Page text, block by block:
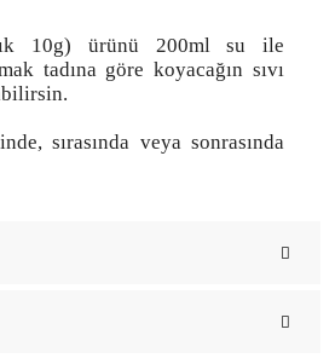
10g) ürünü 200ml su ile
tadına göre koyacağın sıvı
sırasında veya sonrasında
ilk yorumu siz yapın!